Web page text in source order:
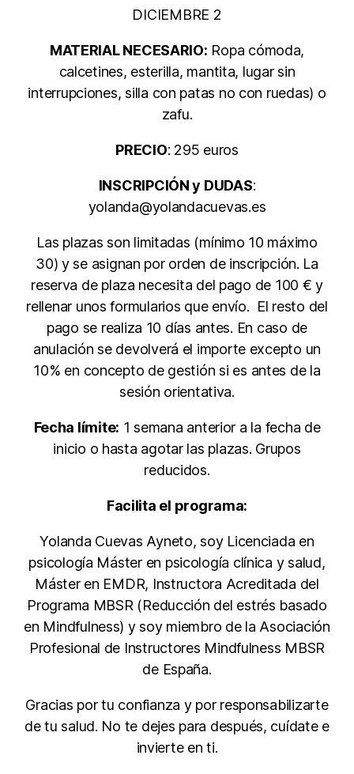
DICIEMBRE 2
MATERIAL NECESARIO: Ropa cómoda,
calcetines, esterilla, mantita, lugar sin
interrupciones, silla con patas no con ruedas) o
zafu.
PRECIO: 295 euros
INSCRIPCIÓN y DUDAS:
yolanda@yolandacuevas.es
Las plazas son limitadas (mínimo 10 máximo
30) y se asignan por orden de inscripción. La
reserva de plaza necesita del pago de 100 € y
rellenar unos formularios que envío. El resto del
pago se realiza 10 días antes. En caso de
anulación se devolverá el importe excepto un
10% en concepto de gestión si es antes de la
sesión orientativa.
Fecha límite: 1 semana anterior a la fecha de
inicio o hasta agotar las plazas. Grupos
reducidos.
Facilita el programa:
Yolanda Cuevas Ayneto, soy Licenciada en
psicología Máster en psicología clínica y salud,
Máster en EMDR, Instructora Acreditada del
Programa MBSR (Reducción del estrés basado
en Mindfulness) y soy miembro de la Asociación
Profesional de Instructores Mindfulness MBSR
de España.
Gracias por tu confianza y por responsabilizarte
de tu salud. No te dejes para después, cuídate e
invierte en ti.